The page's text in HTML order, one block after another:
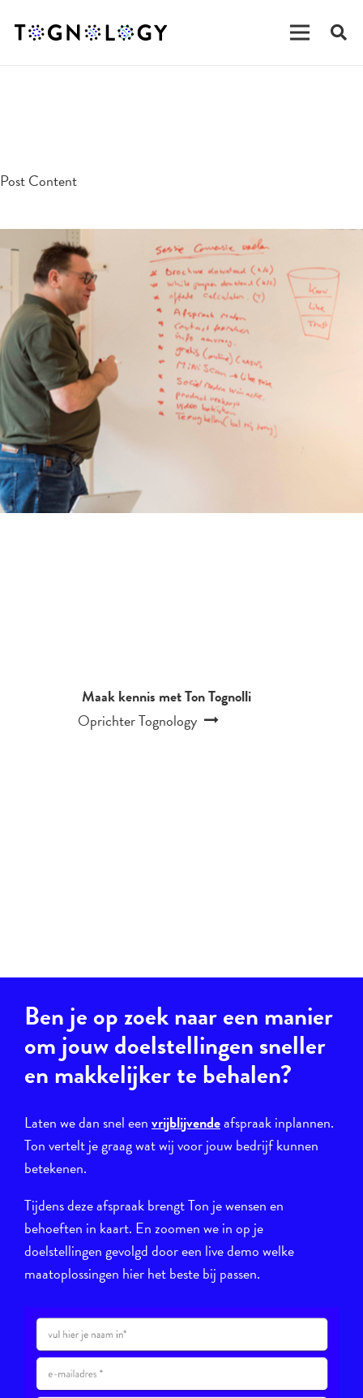
Post Content
Maak kennis met Ton Tognolli
Oprichter Tognology
Ben je op zoek naar een manier
om jouw doelstellingen sneller
en makkelijker te behalen?
Laten we dan snel eenvrijblijvendeafspraak inplannen.
Ton vertelt je graag wat wij voor jouw bedrijf kunnen
betekenen.
Tijdens deze afspraak brengt Ton je wensen en
behoeften in kaart. En zoomen we in op je
doelstellingen gevolgd door een live demo welke
maatoplossingen hier het beste bij passen.